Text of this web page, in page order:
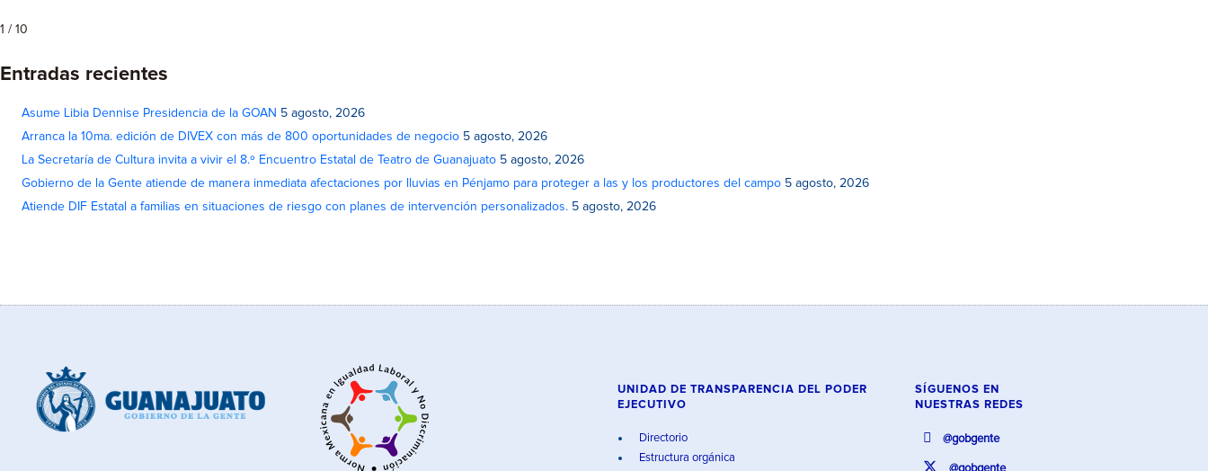
1 / 10
Entradas recientes
Asume Libia Dennise Presidencia de la GOAN 5 agosto, 2026
Arranca la 10ma. edición de DIVEX con más de 800 oportunidades de negocio 5 agosto, 2026
La Secretaría de Cultura invita a vivir el 8.º Encuentro Estatal de Teatro de Guanajuato 5 agosto, 2026
Gobierno de la Gente atiende de manera inmediata afectaciones por lluvias en Pénjamo para proteger a las y los productores del campo 5 agosto, 2026
Atiende DIF Estatal a familias en situaciones de riesgo con planes de intervención personalizados. 5 agosto, 2026
UNIDAD DE TRANSPARENCIA DEL PODER
EJECUTIVO
Directorio
Estructura orgánica
SÍGUENOS EN
NUESTRAS REDES
@gobgente